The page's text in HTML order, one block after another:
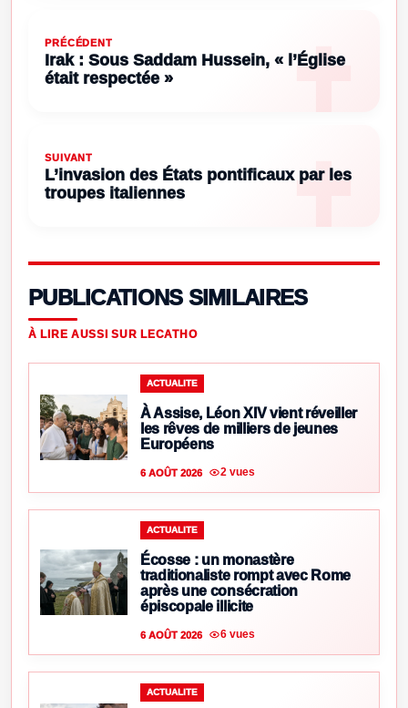
PRÉCÉDENT
Irak : Sous Saddam Hussein, « l’Église
était respectée »
SUIVANT
L’invasion des États pontificaux par les
troupes italiennes
PUBLICATIONS SIMILAIRES
À LIRE AUSSI SUR LECATHO
ACTUALITE
À Assise, Léon XIV vient réveiller
les rêves de milliers de jeunes
Européens
6 AOÛT 2026 2 vues
ACTUALITE
Écosse : un monastère
traditionaliste rompt avec Rome
après une consécration
épiscopale illicite
6 AOÛT 2026 6 vues
ACTUALITE